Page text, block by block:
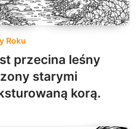
Roku
przecina leśny
starymi
korą.